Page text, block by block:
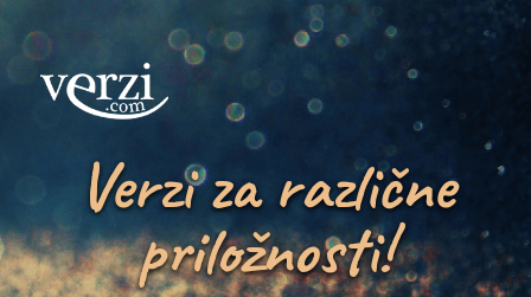
Verzi za različne
priložnosti!